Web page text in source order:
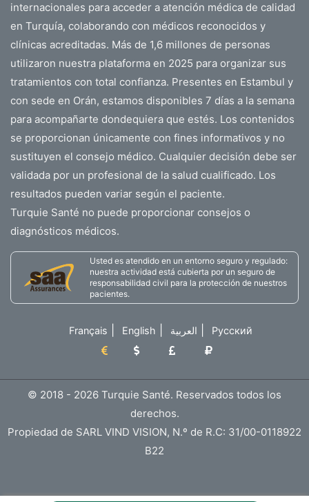
internacionales para acceder a atención médica de calidad
en Turquía, colaborando con médicos reconocidos y
clínicas acreditadas. Más de 1,6 millones de personas
utilizaron nuestra plataforma en 2025 para organizar sus
tratamientos con total confianza. Presentes en Estambul y
con sede en Orán, estamos disponibles 7 días a la semana
para acompañarte dondequiera que estés. Los contenidos
se proporcionan únicamente con fines informativos y no
sustituyen el consejo médico. Cualquier decisión debe ser
validada por un profesional de la salud cualificado. Los
resultados pueden variar según el paciente.
Turquie Santé no puede proporcionar consejos o
diagnósticos médicos.
Usted es atendido en un entorno seguro y regulado:
nuestra actividad está cubierta por un seguro de
responsabilidad civil para la protección de nuestros
pacientes.
Français English العربية Русский
© 2018 - 2026 Turquie Santé. Reservados todos los
derechos.
Propiedad de SARL VIND VISION, N.º de R.C: 31/00-0118922
B22